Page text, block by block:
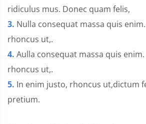
ridiculus mus. Donec quam felis,
3. Nulla consequat massa quis
rhoncus ut,.
4. Aulla consequat massa quis
rhoncus ut,.
5. In enim justo, rhoncus ut,dictum
pretium.